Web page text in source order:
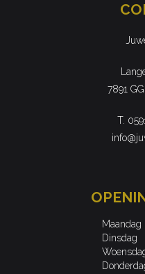
7891
T.
Maandag
Dinsdag